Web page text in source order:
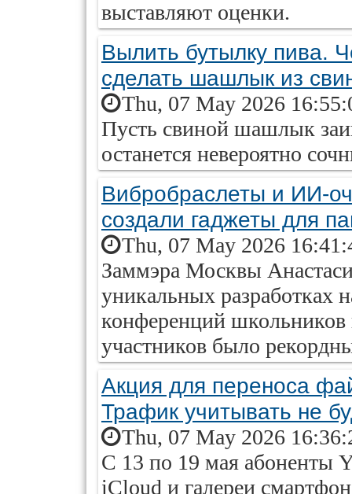
выставляют оценки.
Вылить бутылку пива.
сделать шашлык из
Thu, 07 May 2026
Пусть свиной шашлык
останется невероятно
Вибробраслеты и ИИ-
создали гаджеты для
Thu, 07 May 2026
Заммэра Москвы
уникальных разработках
конференций школьников
участников было
Акция для переноса
Трафик учитывать не
Thu, 07 May 2026
С 13 по 19 мая абоненты
iCloud и галереи